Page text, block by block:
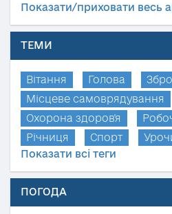
Показати/приховати весь
ТЕМИ
Вітання Голова
Місцеве самоврядування
Охорона здоров'я
Річниця
Спорт
Показати всі теги
ПОГОДА